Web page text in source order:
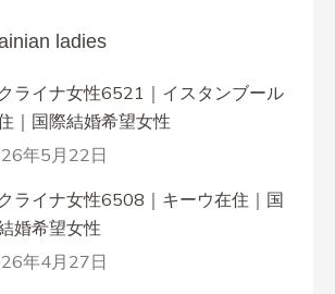
ladies
ライナ女性6521｜イスタンブール
｜国際結婚希望女性
年5月22日
ライナ女性6508｜キーウ在住｜国
婚希望女性
年4月27日